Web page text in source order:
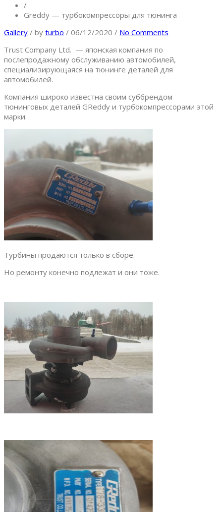
/
Greddy — турбокомпрессоры для тюнинга
Gallery / by turbo / 06/12/2020 / No Comments
Trust Company Ltd. — японская компания по
послепродажному обслуживанию автомобилей,
специализирующаяся на тюнинге деталей для
автомобилей.
Компания широко известна своим суббрендом
тюнинговых деталей GReddy и турбокомпрессорами этой
марки.
Турбины продаются только в сборе.
Но ремонту конечно подлежат и они тоже.